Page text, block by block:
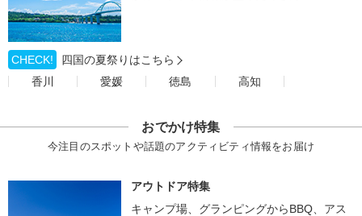
CHECK!
四国の夏祭りはこちら
香川
愛媛 徳島 高知
おでかけ特集
今注目のスポットや話題のアクティビティ情報をお届け
アウトドア特集
キャンプ場、グランピングからBBQ、アス